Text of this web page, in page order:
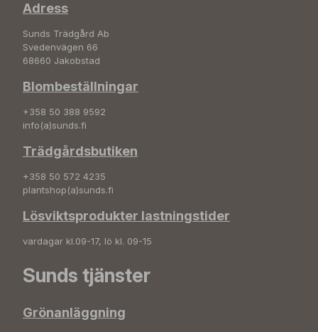
Adress
Sunds Trädgård Ab
Svedenvägen 66
68660 Jakobstad
Blombeställningar
+358 50 388 9592
info(a)sunds.fi
Trädgårdsbutiken
+358 50 572 4235
plantshop(a)sunds.fi
Lösviktsprodukter lastningstider
vardagar kl.09-17, lö kl. 09-15
Sunds tjänster
Grönanläggning